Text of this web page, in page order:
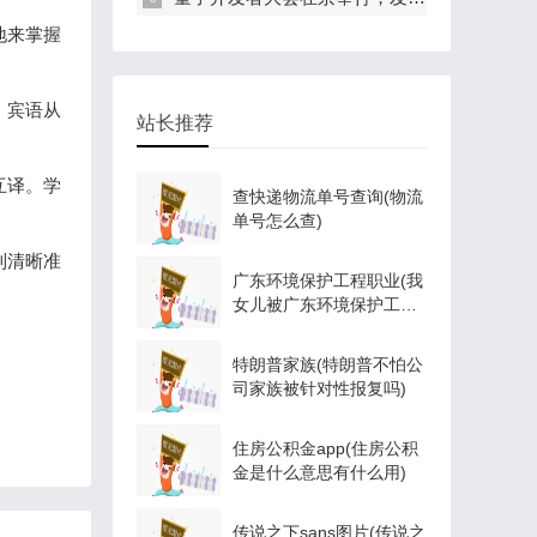
来掌握
宾语从
译。学
清晰准
站长推荐
查快递物流单号查询(物流
单号怎么查)
广东环境保护工程职业(我
女儿被广东环境保护工程
特朗普家族(特朗普不怕公
司家族被针对性报复吗)
住房公积金app(住房公积
金是什么意思有什么用)
传说之下sans图片(传说之